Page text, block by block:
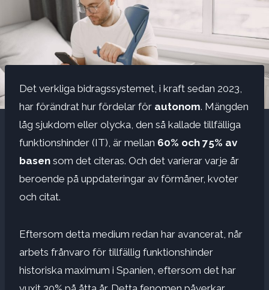
Det verkliga bidragssystemet, i kraft sedan 2023,
har förändrat hur fördelar för autonom. Mängden
låg sjukdom eller olycka, den så kallade tillfälliga
funktionshinder (IT), är mellan 60% och 75% av
basen som det citeras. Och det varierar varje år
beroende på uppdateringar av förmåner, kvoter
och citat.
Eftersom detta medium redan har avancerat, når
arbets frånvaro för tillfällig funktionshinder
historiska maximum i Spanien, eftersom det har